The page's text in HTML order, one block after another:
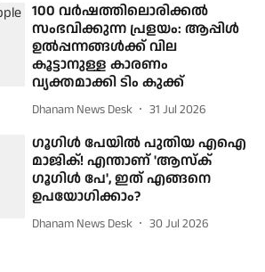
100 വർഷത്തിലൊരിക്കൽ
സംഭവിക്കുന്ന പ്രളയം: ആപ്പിൾ
ഉൽപ്പന്നങ്ങൾക്ക് വില
കൂട്ടാനുള്ള കാരണം
വ്യക്തമാക്കി ടിം കുക്ക്
Dhanam News Desk 31 Jul 2026
ഗൂഗിൾ പേയിൽ പുതിയ എഐ
മാജിക്! എന്താണ് 'ആസ്ക്
ഗൂഗിൾ പേ', ഇത് എങ്ങനെ
ഉപയോഗിക്കാം?
Dhanam News Desk 30 Jul 2026